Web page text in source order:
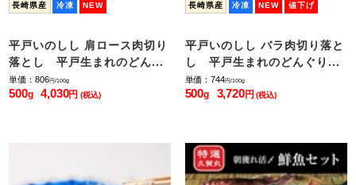
長崎県産 冷凍 NEW
平戸いのしし 肩ロース肉切り
落とし 平戸生まれのどん...
単価：806円/100g
500g 4,030円(税込)
長崎県産 冷凍 NEW 値下げ
平戸いのしし バラ肉切り落と
し 平戸生まれのどんぐり...
単価：744円/100g
500g 3,720円(税込)